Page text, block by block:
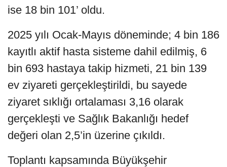
ise 18 bin 101’ oldu.
2025 yılı Ocak-Mayıs döneminde; 4 bin 186
kayıtlı aktif hasta sisteme dahil edilmiş, 6
bin 693 hastaya takip hizmeti, 21 bin 139
ev ziyareti gerçekleştirildi, bu sayede
ziyaret sıklığı ortalaması 3,16 olarak
gerçekleşti ve Sağlık Bakanlığı hedef
değeri olan 2,5’in üzerine çıkıldı.
Toplantı kapsamında Büyükşehir